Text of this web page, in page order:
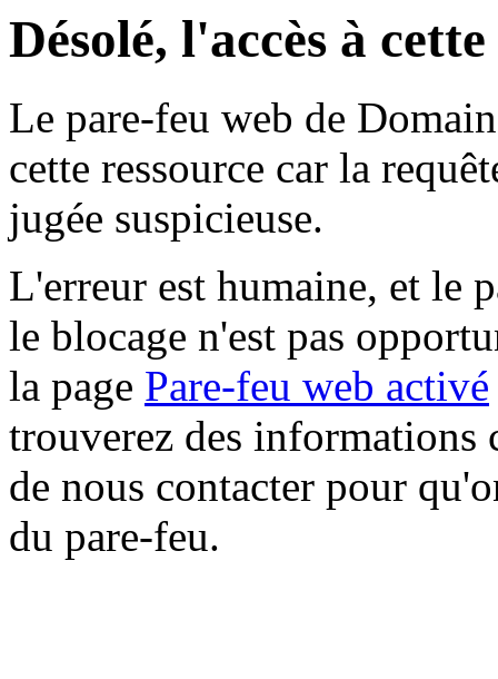
Désolé, l'accès à
Le pare-feu web de
cette ressource car la
jugée suspicieuse.
L'erreur est humaine, et le
le blocage n'est pas
la page Pare-feu web activé
trouverez des informations
de nous contacter pour
du pare-feu.